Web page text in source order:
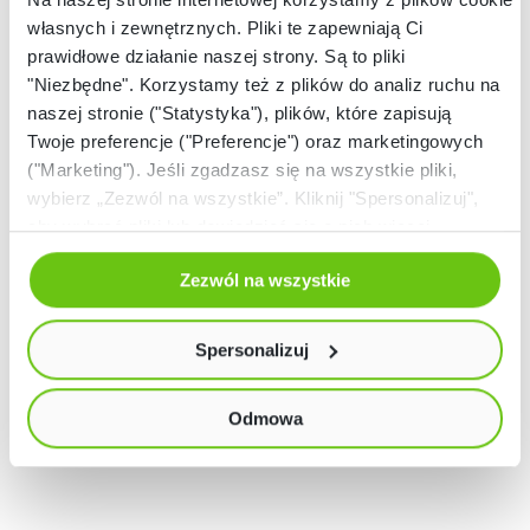
własnych i zewnętrznych. Pliki te zapewniają Ci
prawidłowe działanie naszej strony. Są to pliki
"Niezbędne". Korzystamy też z plików do analiz ruchu na
naszej stronie ("Statystyka"), plików, które zapisują
Twoje preferencje ("Preferencje") oraz marketingowych
("Marketing"). Jeśli zgadzasz się na wszystkie pliki,
wybierz „Zezwól na wszystkie”. Kliknij "Spersonalizuj",
aby wybrać pliki lub dowiedzieć się o nich więcej.
Odmów zgody poprzez przycisk „Odmowa”. Wtedy
użyjemy tylko plików niezbędnych dla naszej strony.
Twój wybór możesz zmienić przez kliknięcie przycisku w
lewym dolnym rogu strony. Więcej informacji znajdziesz
w naszej
Zezwól na wszystkie
Spersonalizuj
Odmowa
smok Bambik, który wspiera ucznia w terapii
logopedycznej i pedagogicznej. Atrakcyjny
system motywacyjny utrzymuje uwagę dziecka
na wysokim poziomie, a ćwiczenia dają
miarodajne efekty. Zachęcamy do
przetestowania wersji DEMO programu
(https://mojebambino.pl/bambinoplay/demo/